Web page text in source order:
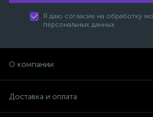
Я даю согласие на обработку
персональных данных
О компании
Доставка и оплата